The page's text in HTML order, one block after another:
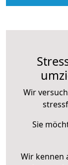
Wir
Sie
Wir kennen